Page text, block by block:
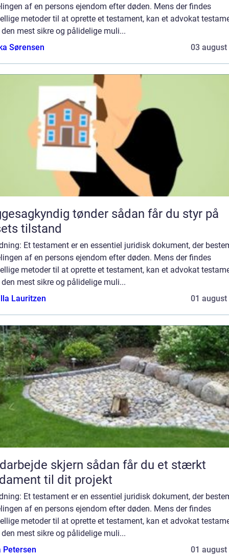
af en persons ejendom efter døden. Mens der findes
metoder til at oprette et testament, kan et advokat
mest sikre og pålidelige muli...
Sørensen
03 august
tønder sådan får du styr på
tilstand
Et testament er en essentiel juridisk dokument, der
af en persons ejendom efter døden. Mens der findes
metoder til at oprette et testament, kan et advokat
mest sikre og pålidelige muli...
Lauritzen
01 august
skjern sådan får du et stærkt
til dit projekt
Et testament er en essentiel juridisk dokument, der
af en persons ejendom efter døden. Mens der findes
metoder til at oprette et testament, kan et advokat
mest sikre og pålidelige muli...
Petersen
01 august